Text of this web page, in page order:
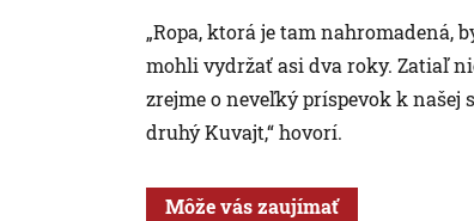
„Ropa, ktorá je tam nahromadená,
mohli vydržať asi dva roky. Zatiaľ
zrejme o neveľký príspevok k našej
druhý Kuvajt,“ hovorí.
Môže vás zaujímať